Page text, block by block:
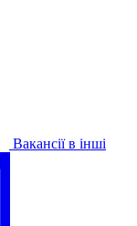
Вакансії в інші